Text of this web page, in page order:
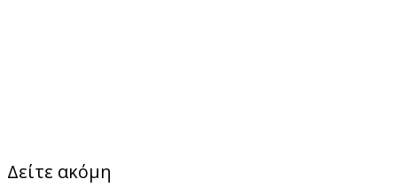
Δείτε ακόμη